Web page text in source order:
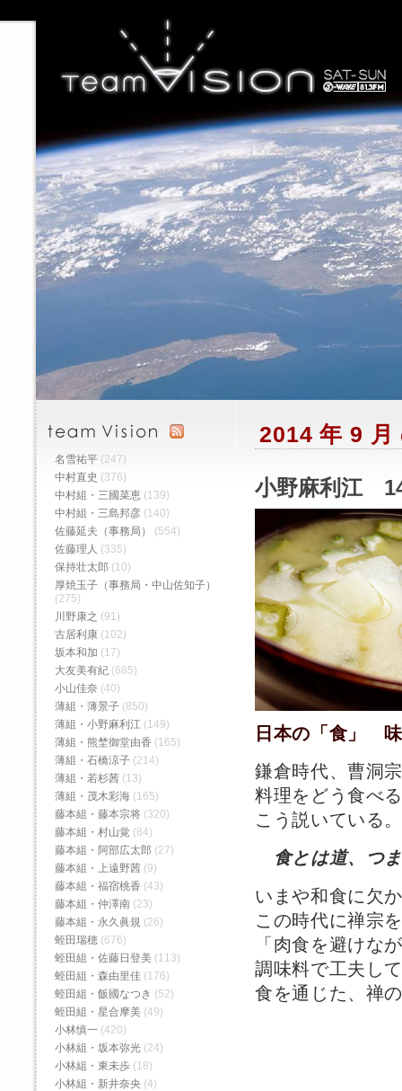
2014 年 9 月
小野麻利江
日本の「食」
鎌倉時代、曹洞
料理をどう食べ
こう説いている
食とは道、つ
いまや和食に欠
この時代に禅宗
「肉食を避けな
調味料で工夫し
食を通じた、禅
名雪祐平 (247)
中村直史 (376)
中村組・三國菜恵 (139)
中村組・三島邦彦 (140)
佐藤延夫（事務局）
(554)
佐藤理人 (335)
保持壮太郎 (10)
厚焼玉子（事務局・中山佐知子）
(275)
川野康之 (91)
古居利康 (102)
坂本和加 (17)
大友美有紀 (685)
小山佳奈 (40)
薄組・薄景子 (850)
薄組・小野麻利江 (149)
薄組・熊埜御堂由香 (165)
薄組・石橋涼子 (214)
薄組・若杉茜 (13)
薄組・茂木彩海 (165)
藤本組・藤本宗将 (320)
藤本組・村山覚 (84)
藤本組・阿部広太郎 (27)
藤本組・上遠野茜 (9)
藤本組・福宿桃香‬ (43)
藤本組・仲澤南 (23)
藤本組・永久眞規 (26)
蛭田瑞穂 (676)
蛭田組・佐藤日登美 (113)
蛭田組・森由里佳 (176)
蛭田組・飯國なつき (52)
蛭田組・星合摩美 (49)
小林慎一 (420)
小林組・坂本弥光 (24)
小林組・東未歩 (18)
小林組・新井奈央 (4)